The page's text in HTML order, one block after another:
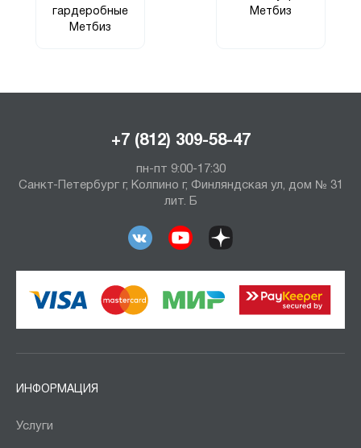
гардеробные
Метбиз
Метбиз
+7 (812) 309-58-47
пн-пт 9:00-17:30
Санкт-Петербург г, Колпино г, Финляндская ул, дом № 31
лит. Б
ИНФОРМАЦИЯ
Услуги